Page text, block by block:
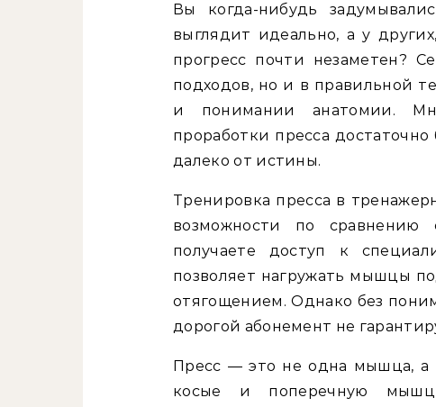
Вы когда-нибудь
выглядит идеально, а у
прогресс почти незаметен?
подходов, но и в правильной
и понимании анатомии.
проработки пресса
далеко от истины.
Тренировка пресса в
возможности по
получаете доступ к
позволяет нагружать мышцы
отягощением. Однако без
дорогой абонемент не
Пресс — это не одна мышца,
косые и поперечную